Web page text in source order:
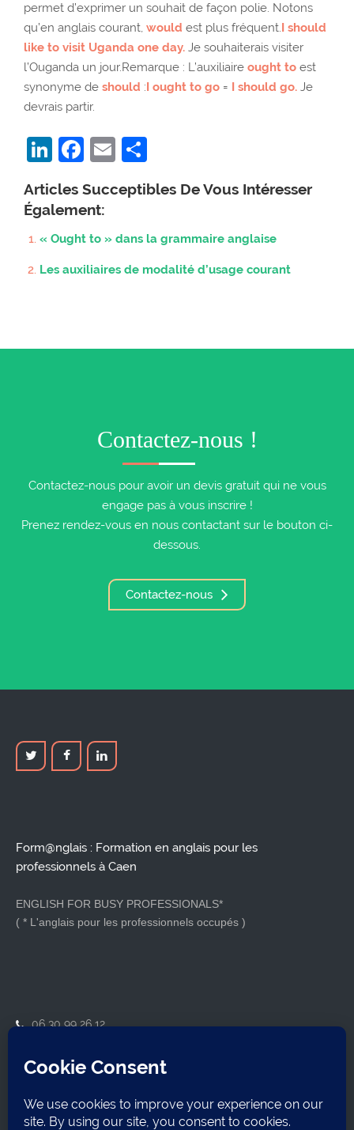
permet d’exprimer un souhait de façon polie. Notons
qu’en anglais courant, would est plus fréquent.I should
like to visit Uganda one day. Je souhaiterais visiter
l’Ouganda un jour.Remarque : L’auxiliaire ought to est
synonyme de should :I ought to go = I should go. Je
devrais partir.
LinkedIn
Facebook
Email
Articles Succeptibles De Vous Intéresser
Également:
« Ought to » dans la grammaire anglaise
Les auxiliaires de modalité d’usage courant
Contactez-nous !
Contactez-nous pour avoir un devis gratuit qui ne vous
engage pas à vous inscrire !
Prenez rendez-vous en nous contactant sur le bouton ci-
dessous.
Contactez-nous
Form@nglais : Formation en anglais pour les
professionnels à Caen
ENGLISH FOR BUSY PROFESSIONALS*
( * L'anglais pour les professionnels occupés )
06 30 99 26 12
14210 Herouville-Saint-Clair